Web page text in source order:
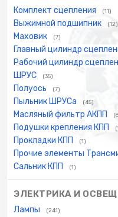
Комплект сцепления (11)
Выжимной подшипник (12)
Маховик (7)
Главный цилиндр
Рабочий цилиндр
ШРУС (35)
Полуось (7)
Пыльник ШРУСа (45)
Масляный фильтр АКПП
Подушки крепления КПП
Прокладки КПП (1)
Прочие элементы
Сальник КПП (1)
ЭЛЕКТРИКА И
Лампы (241)